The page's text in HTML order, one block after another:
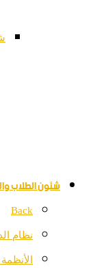
شئون الطلاب
Back
نظام